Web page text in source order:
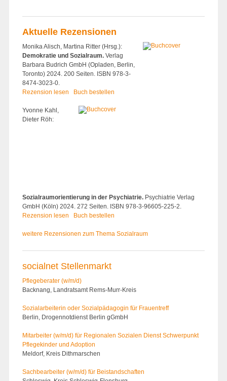
Aktuelle Rezensionen
Monika Alisch, Martina Ritter (Hrsg.):
Demokratie und Sozialraum. Verlag
Barbara Budrich GmbH (Opladen, Berlin,
Toronto) 2024. 200 Seiten. ISBN 978-3-
8474-3023-0.
Rezension lesen
Buch bestellen
Yvonne Kahl,
Dieter Röh:
Sozialraumorientierung in der Psychiatrie. Psychiatrie Verlag
GmbH (Köln) 2024. 272 Seiten. ISBN 978-3-96605-225-2.
Rezension lesen
Buch bestellen
weitere Rezensionen zum Thema Sozialraum
socialnet Stellenmarkt
Pflegeberater (w/m/d)
Backnang, Landratsamt Rems-Murr-Kreis
Sozialarbeiterin oder Sozialpädagogin für Frauentreff
Berlin, Drogennotdienst Berlin gGmbH
Mitarbeiter (w/m/d) für Regionalen Sozialen Dienst Schwerpunkt
Pflegekinder und Adoption
Meldorf, Kreis Dithmarschen
Sachbearbeiter (w/m/d) für Beistandschaften